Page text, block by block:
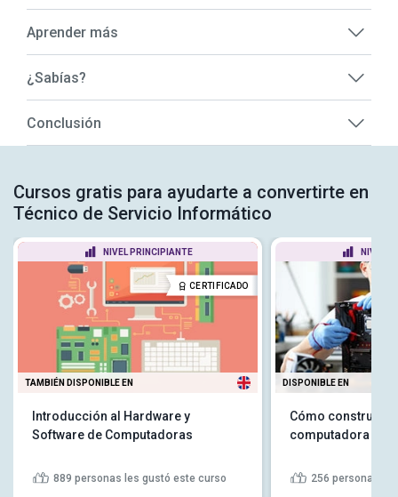
Aprender más
¿Sabías?
Conclusión
Cursos gratis para ayudarte a convertirte en
Técnico de Servicio Informático
NIVEL PRINCIPIANTE
CERTIFICADO
TAMBIÉN DISPONIBLE EN
Introducción al Hardware y
Software de Computadoras
889 personas les gustó este curso
NIVEL
DISPONIBLE EN
Cómo construir
computadora
256 personas